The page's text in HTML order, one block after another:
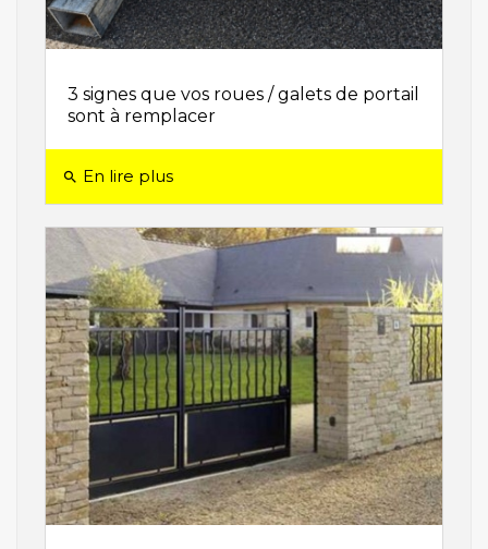
3 signes que vos roues / galets de portail
sont à remplacer
search En lire plus